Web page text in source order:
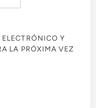
Y
LA PRÓXIMA VEZ